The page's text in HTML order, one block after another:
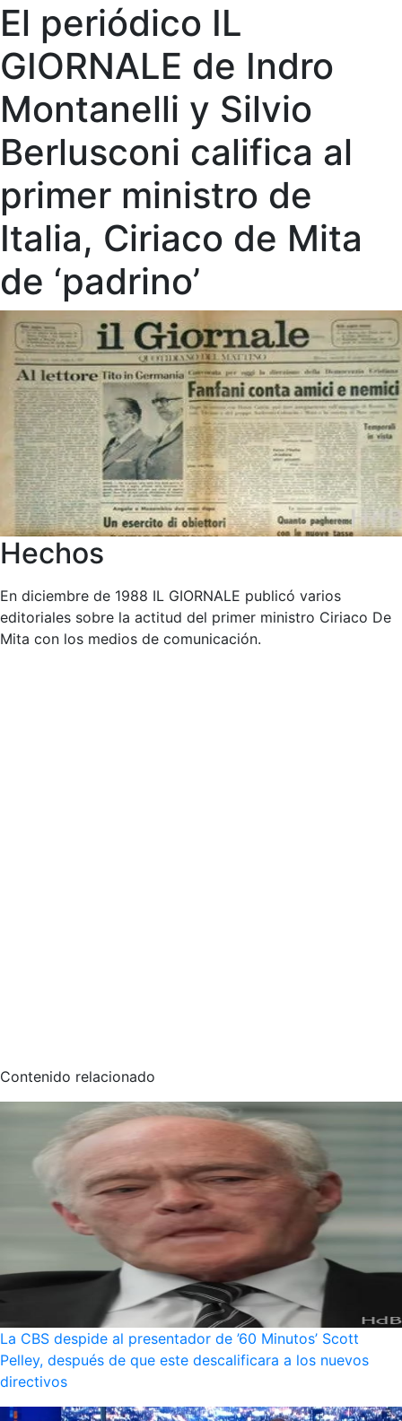
El periódico IL
GIORNALE de Indro
Montanelli y Silvio
Berlusconi califica al
primer ministro de
Italia, Ciriaco de Mita
de ‘padrino’
Hechos
En diciembre de 1988 IL GIORNALE publicó varios
editoriales sobre la actitud del primer ministro Ciriaco De
Mita con los medios de comunicación.
Contenido relacionado
La CBS despide al presentador de ’60 Minutos’ Scott
Pelley, después de que este descalificara a los nuevos
directivos